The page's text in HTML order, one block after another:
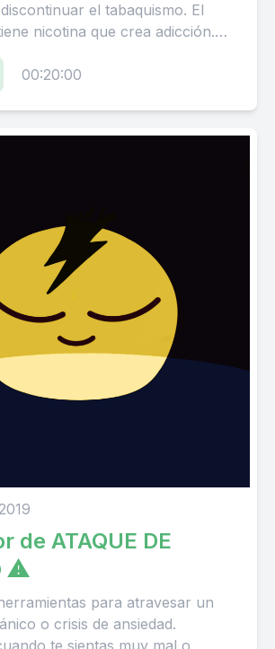
el tabaquismo. El
nicotina que crea adicción.
escuchar al menos una...
00:20:00
de ATAQUE DE
⚠
para atravesar un
o crisis de ansiedad.
te sientas muy mal o